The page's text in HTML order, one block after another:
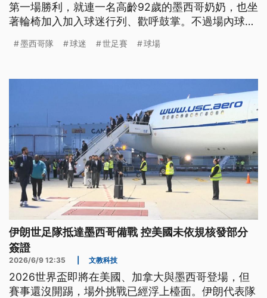
第一場勝利，就連一名高齡92歲的墨西哥奶奶，也坐
著輪椅加入加入球迷行列、歡呼鼓掌。不過場內球賽
的警民衝突。
墨西哥隊 球迷 世足賽 球場
伊朗世足隊抵達墨西哥備戰 控美國未依規核發部分
簽證
2026/6/9 12:35 文教科技
2026世界盃即將在美國、加拿大與墨西哥登場，但
賽事還沒開踢，場外挑戰已經浮上檯面。伊朗代表隊